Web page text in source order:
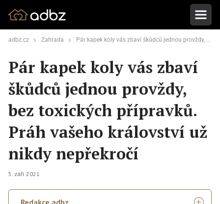
adbz.cz Zahrada Pár kapek koly vás zbaví škůdců jednou provždy, bez toxických přípravků. Práh vašeho království už nikdy nepřekročí
Pár kapek koly vás zbaví
škůdců jednou provždy,
bez toxických přípravků.
Práh vašeho království už
nikdy nepřekročí
5. září 2021
Redakce adbz